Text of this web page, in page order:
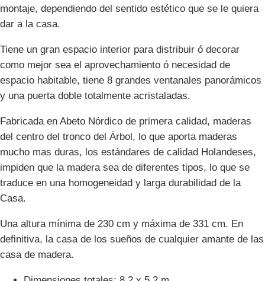
montaje, dependiendo del sentido estético que se le quiera
dar a la casa.
Tiene un gran espacio interior para distribuir ó decorar
como mejor sea el aprovechamiento ó necesidad de
espacio habitable, tiene 8 grandes ventanales panorámicos
y una puerta doble totalmente acristaladas.
Fabricada en Abeto Nórdico de primera calidad, maderas
del centro del tronco del Árbol, lo que aporta maderas
mucho mas duras, los estándares de calidad Holandeses,
impiden que la madera sea de diferentes tipos, lo que se
traduce en una homogeneidad y larga durabilidad de la
Casa.
Una altura mínima de 230 cm y máxima de 331 cm. En
definitiva, la casa de los sueños de cualquier amante de las
casa de madera.